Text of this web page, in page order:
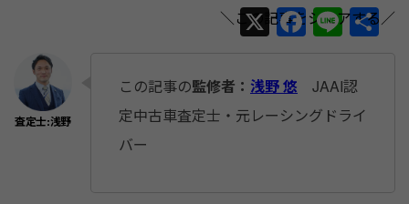
X F
c
e
Li
e
共
この記事の監修者： 浅野 悠 JAAI認
定中古車査定士・元レーシングドライ
バー